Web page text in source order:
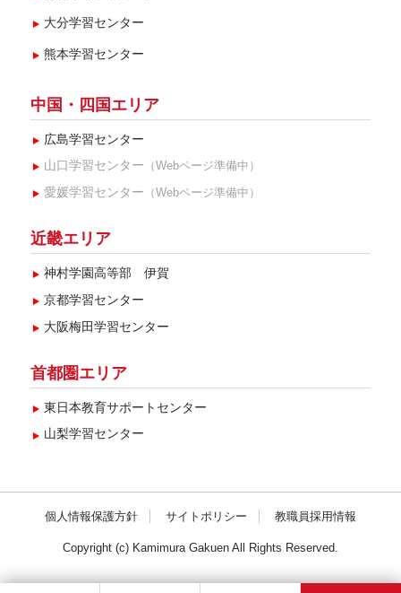
大分学習センター
熊本学習センター
中国・四国エリア
広島学習センター
山口学習センター （Webページ準備中）
愛媛学習センター （Webページ準備中）
近畿エリア
神村学園高等部 伊賀
京都学習センター
大阪梅田学習センター
首都圏エリア
東日本教育サポートセンター
山梨学習センター
個人情報保護方針 サイトポリシー 教職員採用情報
Copyright (c) Kamimura Gakuen All Rights Reserved.